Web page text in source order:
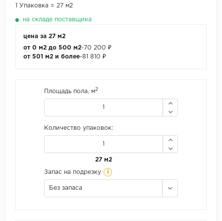
1 Упаковка = 27 м2
на складе поставщика
цена за 27 м2
от 0 м2 до 500 м2-70 200 ₽
от 501 м2 и более-81 810 ₽
Площадь пола, м2
Количество упаковок:
27 м2
Запас на подрезку i
Без запаса